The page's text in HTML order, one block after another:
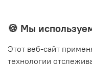
+7(843) 210-20-
🍪 Мы
Этот веб‑сайт
технологии